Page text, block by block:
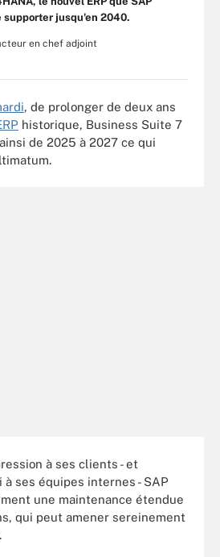
supporter jusqu'en 2040.
en chef adjoint
, de prolonger de deux ans
historique, Business Suite 7
de 2025 à 2027 ce qui
à ses clients - et
ses équipes internes - SAP
une maintenance étendue
qui peut amener sereinement